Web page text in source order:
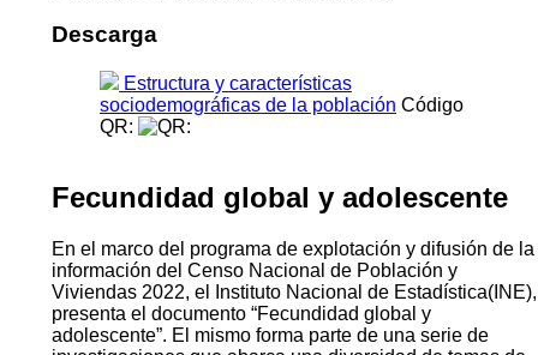
Descarga
Estructura y características
sociodemográficas de la población Código
QR:
Fecundidad global y adolescente
En el marco del programa de explotación y difusión de la
información del Censo Nacional de Población y
Viviendas 2022, el Instituto Nacional de Estadística(INE),
presenta el documento “Fecundidad global y
adolescente”. El mismo forma parte de una serie de